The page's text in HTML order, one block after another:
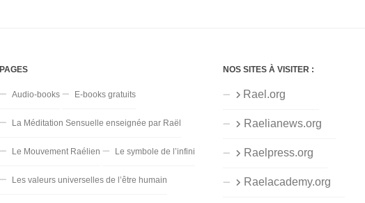
PAGES
Audio-books E-books gratuits
La Méditation Sensuelle enseignée par Raël
Le Mouvement Raélien Le symbole de l’infini
Les valeurs universelles de l’être humain
NOS SITES À VISITER :
Rael.org
Raelianews.org
Raelpress.org
Raelacademy.org